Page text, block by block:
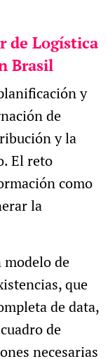
de Logística
Brasil
y
de
y la
El reto
como
la
modelo de
que
de data,
de
necesarias